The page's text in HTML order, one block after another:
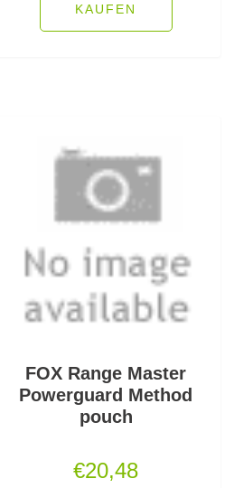
KAUFEN
FOX Range Master
Powerguard Method
pouch
€20,48